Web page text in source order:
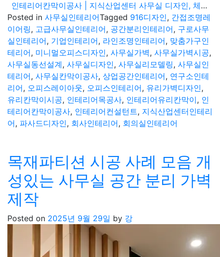
인테리어칸막이공사 | 지식산업센터 사무실 디자인, 체계적인 공간 레이아웃과 유리 가벽
Posted in 사무실인테리어Tagged 916디자인, 간접조명레
이어링, 고급사무실인테리어, 공간분리인테리어, 구로사무
실인테리어, 기업인테리어, 라인조명인테리어, 맞춤가구인
테리어, 미니멀오피스디자인, 사무실가벽, 사무실가벽시공,
사무실동선설계, 사무실디자인, 사무실리모델링, 사무실인
테리어, 사무실칸막이공사, 상업공간인테리어, 연구소인테
리어, 오피스레이아웃, 오피스인테리어, 유리가벽디자인,
유리칸막이시공, 인테리어목공사, 인테리어유리칸막이, 인
테리어칸막이공사, 인테리어컨설턴트, 지식산업센터인테리
어, 파사드디자인, 회사인테리어, 회의실인테리어
목재파티션 시공 사례 모음 개
성있는 사무실 공간 분리 가벽
제작
Posted on 2025년 9월 29일 by 강